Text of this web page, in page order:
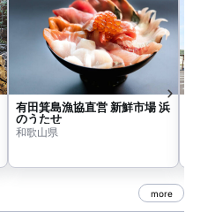
有田箕島漁協直営 新鮮市場 浜
のうたせ
和歌山県
more